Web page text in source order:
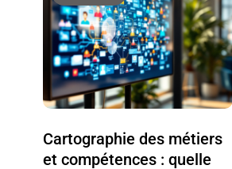
Cartographie des métiers
et compétences : quelle